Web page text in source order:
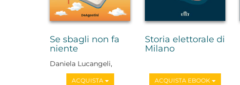
Se sbagli non fa
niente
Daniela Lucangeli,
Lorenzo Tozzi
ACQUISTA
Storia elettorale di
Milano
ACQUISTA EBOOK